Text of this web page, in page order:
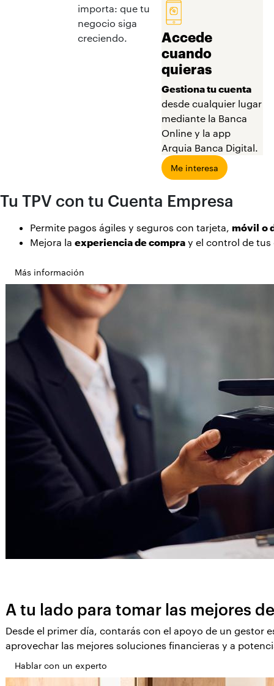
importa: que tu
negocio siga
creciendo.
Accede
cuando
quieras
Gestiona tu cuenta
desde cualquier lugar
mediante la Banca
Online y la app
Arquia Banca Digital.
Me interesa
Tu TPV con tu Cuenta Empresa
Permite pagos ágiles y seguros con tarjeta, móvil o
Mejora la experiencia de compray el control de tus
Más información
A tu lado para tomar las mejores
Desde el primer día, contarás con el apoyo de un gestor
aprovechar las mejores soluciones financieras y a
Hablar con un experto